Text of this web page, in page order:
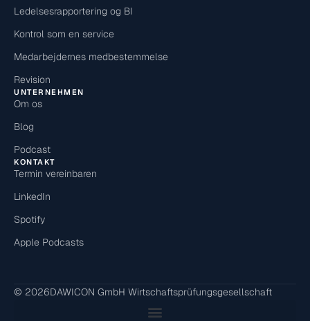
Ledelsesrapportering og BI
Kontrol som en service
Medarbejdernes medbestemmelse
Revision
UNTERNEHMEN
Om os
Blog
Podcast
KONTAKT
Termin vereinbaren
LinkedIn
Spotify
Apple Podcasts
© 2026DAWICON GmbH Wirtschaftsprüfungsgesellschaft